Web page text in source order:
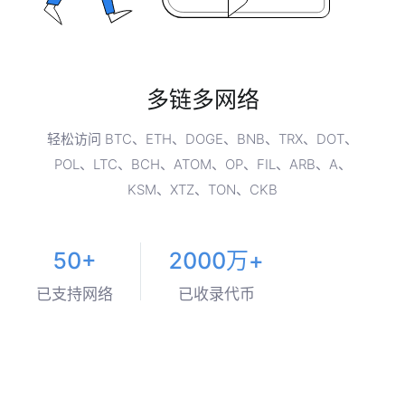
多链多网络
轻松访问 BTC、ETH、DOGE、BNB、TRX、DOT、
POL、LTC、BCH、ATOM、OP、FIL、ARB、A、
KSM、XTZ、TON、CKB
50+
已支持网络
2000万+
已收录代币